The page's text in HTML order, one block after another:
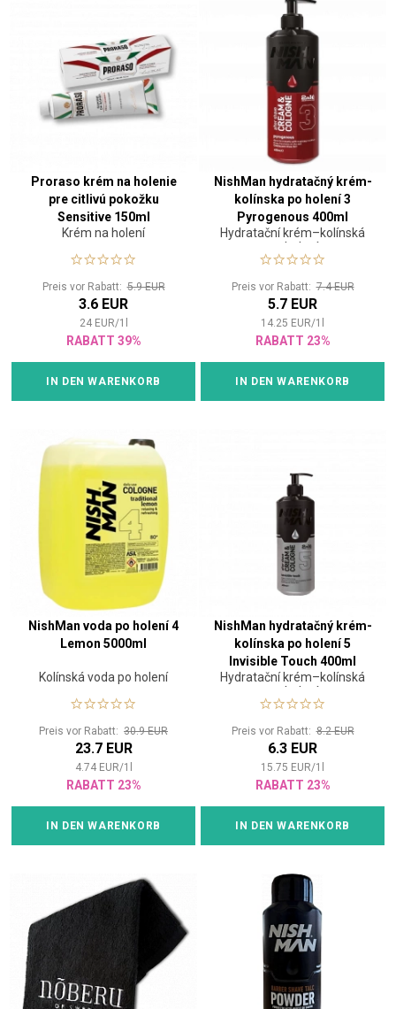
Proraso krém na holenie
pre citlivú pokožku
Sensitive 150ml
Krém na holení
Preis vor Rabatt:5.9 EUR
3.6 EUR
24 EUR/1
RABATT 39%
IN DEN WARENKORB
NishMan hydratačný krém-
kolínska po holení 3
Pyrogenous 400ml
Hydratační krém–kolínská
po holení
Preis vor Rabatt:7.4 EUR
5.7 EUR
14.25 EUR/1
RABATT 23%
IN DEN WARENKORB
NishMan voda po holení 4
Lemon 5000ml
Kolínská voda po holení
Preis vor Rabatt: 30.9 EUR
23.7 EUR
4.74 EUR/1
RABATT 23%
IN DEN WARENKORB
NishMan hydratačný krém-
kolínska po holení 5
Invisible Touch 400ml
Hydratační krém–kolínská
po holení
Preis vor Rabatt:8.2 EUR
6.3 EUR
15.75 EUR/1
RABATT 23%
IN DEN WARENKORB